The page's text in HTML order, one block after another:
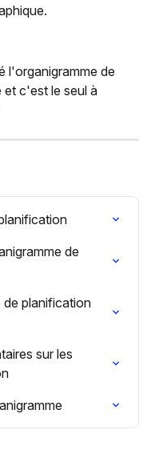
l'organigramme de
et c'est le seul à
de
de planification
sur les